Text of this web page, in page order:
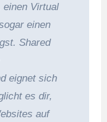
einen Virtual
einen
Shared
eignet sich
es dir,
auf